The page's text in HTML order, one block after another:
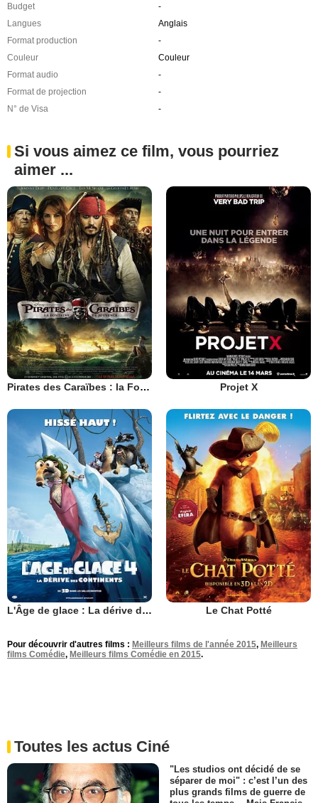
Budget
-
Langues
Anglais
Format production
-
Couleur
Couleur
Format audio
-
Format de projection
-
N° de Visa
-
Si vous aimez ce film, vous pourriez
aimer ...
Pirates des Caraïbes : la Fontaine de Jouvence Projet X
L'Âge de glace : La dérive des continents Le Chat Potté
Pour découvrir d'autres films : Meilleurs films de l'année 2015, Meilleurs
films Comédie, Meilleurs films Comédie en 2015.
Toutes les actus Ciné
"Les studios ont décidé de se
séparer de moi" : c’est l’un des
plus grands films de guerre de